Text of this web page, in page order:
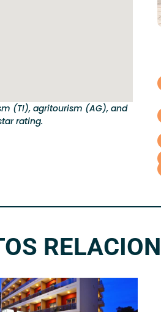
(TI), agritourism (AG), and
rating.